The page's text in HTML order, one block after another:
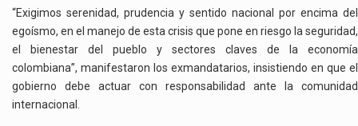
“Exigimos serenidad, prudencia y sentido nacional por encima del
egoísmo, en el manejo de esta crisis que pone en riesgo la seguridad,
el bienestar del pueblo y sectores claves de la economía
colombiana”, manifestaron los exmandatarios, insistiendo en que el
gobierno debe actuar con responsabilidad ante la comunidad
internacional.